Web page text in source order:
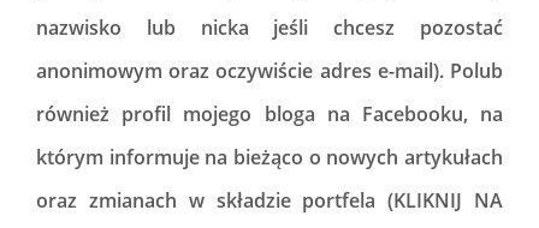
nazwisko lub nicka jeśli chcesz pozostać
anonimowym oraz oczywiście adres e-mail). Polub
również profil mojego bloga na Facebooku, na
którym informuje na bieżąco o nowych artykułach
oraz zmianach w składzie portfela (KLIKNIJ NA